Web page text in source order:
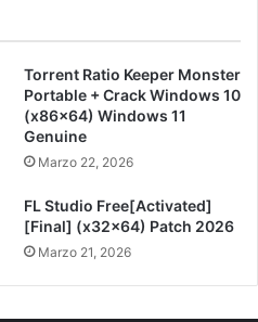
Torrent Ratio Keeper Monster
Portable + Crack Windows 10
(x86x64) Windows 11
Genuine
Marzo 22, 2026
FL Studio Free[Activated]
[Final] (x32x64) Patch 2026
Marzo 21, 2026